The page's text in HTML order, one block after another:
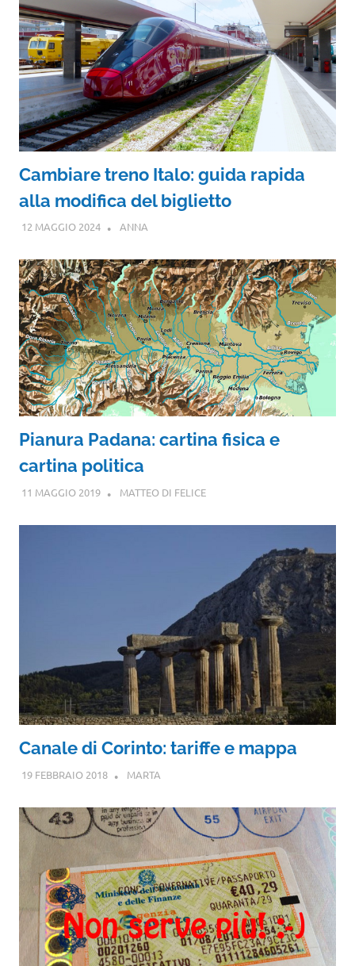
Cambiare treno Italo: guida rapida
alla modifica del biglietto
12 MAGGIO 2024 ANNA
Pianura Padana: cartina fisica e
cartina politica
11 MAGGIO 2019 MATTEO DI FELICE
Canale di Corinto: tariffe e mappa
19 FEBBRAIO 2018 MARTA